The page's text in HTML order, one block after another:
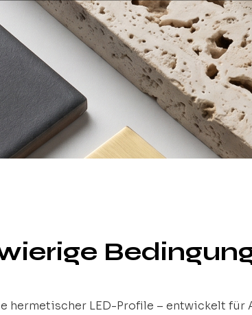
hermetischer LED-Profile – entwickelt